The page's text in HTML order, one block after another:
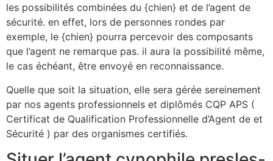
les possibilités combinées du {chien} et de l’agent de
sécurité. en effet, lors de personnes rondes par
exemple, le {chien} pourra percevoir des composants
que l’agent ne remarque pas. il aura la possibilité même,
le cas échéant, être envoyé en reconnaissance.
Quelle que soit la situation, elle sera gérée sereinement
par nos agents professionnels et diplômés CQP APS (
Certificat de Qualification Professionnelle d’Agent de et
Sécurité ) par des organismes certifiés.